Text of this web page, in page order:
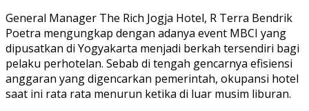
General Manager The Rich Jogja Hotel, R Terra Bendrik
Poetra mengungkap dengan adanya event MBCI yang
dipusatkan di Yogyakarta menjadi berkah tersendiri bagi
pelaku perhotelan. Sebab di tengah gencarnya efisiensi
anggaran yang digencarkan pemerintah, okupansi hotel
saat ini rata rata menurun ketika di luar musim liburan.